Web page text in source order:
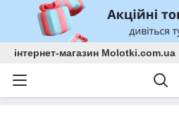
інтернет-магазин